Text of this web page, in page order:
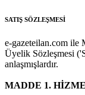
SATIŞ SÖZLEŞMESİ
e-gazeteilan.com ile
Üyelik Sözleşmesi
anlaşmışlardır.
MADDE 1.